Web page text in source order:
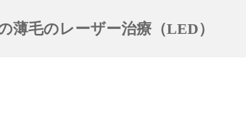
薄毛のレーザー治療（LED）